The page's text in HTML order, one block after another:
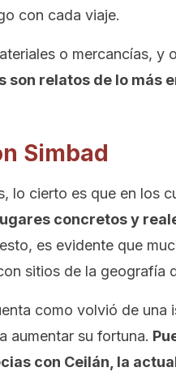
con cada viaje.
o mercancías, y
son relatos de lo más
Simbad
lo cierto es que en los
concretos y
es evidente que
sitios de la geografía
como volvió de una
aumentar su fortuna.
con Ceilán, la